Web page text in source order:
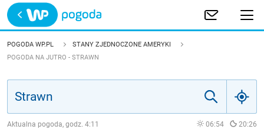
Trwa ładowanie
POLSKA
POGODA WP.PL
STANY ZJEDNOCZONE AMERYKI
POGODA NA JUTRO - STRAWN
Aktualna pogoda, godz. 4:11 06:54 20:26